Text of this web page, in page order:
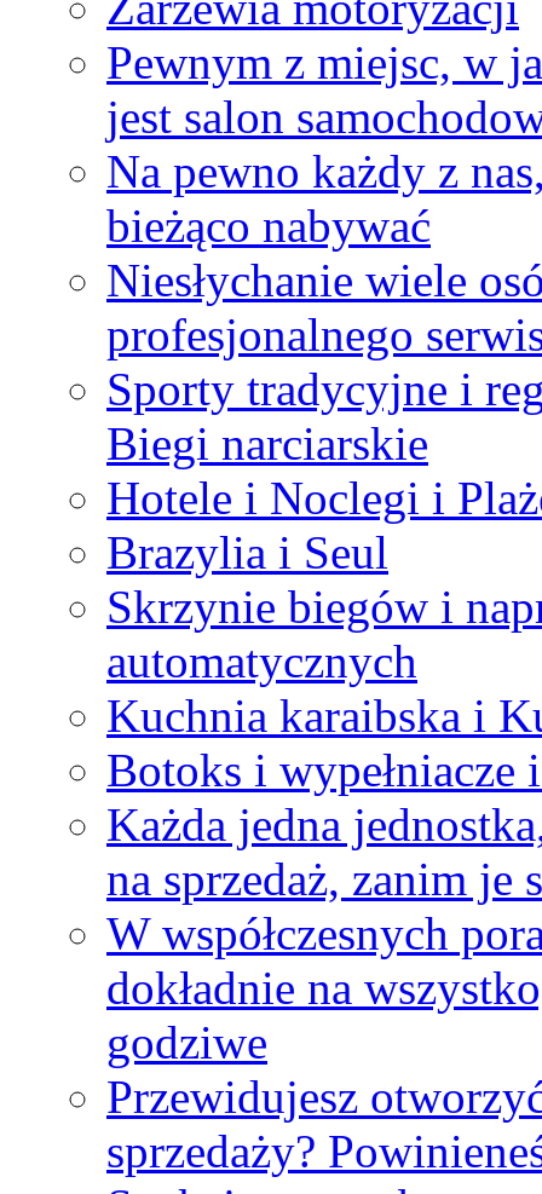
Pewnym z miejsc, w
jest salon
Na pewno każdy z
bieżąco nabywać
Niesłychanie wiele
profesjonalnego
Sporty tradycyjne i
Biegi narciarskie
Hotele i Noclegi i
Brazylia i Seul
Skrzynie biegów i
automatycznych
Kuchnia karaibska i
Botoks i wypełniacze
Każda jedna
na sprzedaż, zanim je
W współczesnych
dokładnie na
godziwe
Przewidujesz
sprzedaży?